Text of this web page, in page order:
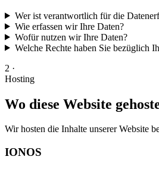
Wer ist verantwortlich für die
Wie erfassen wir Ihre Daten?
Wofür nutzen wir Ihre Daten?
Welche Rechte haben Sie bezüglich
2 ·
Hosting
Wo diese Website
Wir hosten die Inhalte unserer Website
IONOS